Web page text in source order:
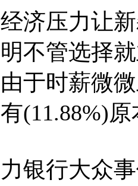
济压力让
不管选择
于时薪微
(11.88%)
力银行大众